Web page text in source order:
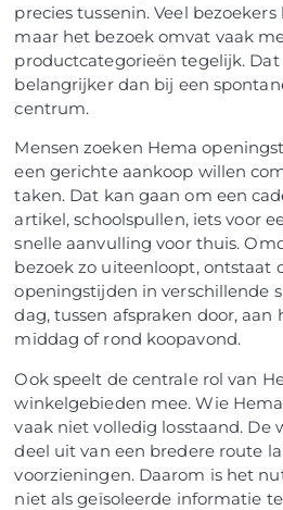
precies tussenin. Veel
maar het bezoek omvat vaak
productcategorieën tegelijk.
belangrijker dan bij een
centrum.
Mensen zoeken Hema
een gerichte aankoop willen
taken. Dat kan gaan om een
artikel, schoolspullen, iets voor
snelle aanvulling voor thuis.
bezoek zo uiteenloopt, ontstaat
openingstijden in verschillende
dag, tussen afspraken door, aan
middag of rond koopavond.
Ook speelt de centrale rol van
winkelgebieden mee. Wie
vaak niet volledig losstaand. De
deel uit van een bredere route
voorzieningen. Daarom is het
niet als geïsoleerde informatie